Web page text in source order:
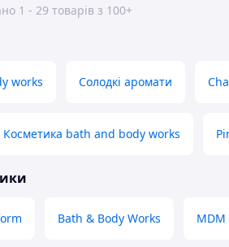
1 - 29 товарів з 100+
works Солодкі аромати
Косметика bath and body works
Bath & Body Works MDM